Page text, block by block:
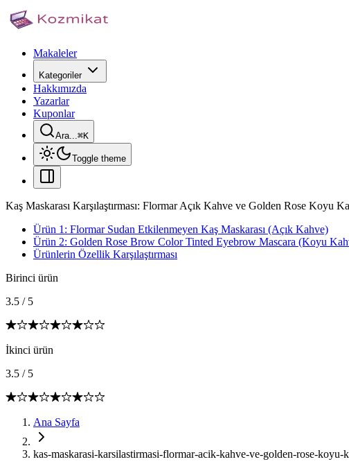
Makaleler
Kategoriler
Hakkımızda
Yazarlar
Kuponlar
Ara...⌘K
Toggle theme
Kaş Maskarası Karşılaştırması: Flormar Açık Kahve ve Golden Rose Koyu
Ürün 1: Flormar Sudan Etkilenmeyen Kaş Maskarası (Açık Kahve)
Ürün 2: Golden Rose Brow Color Tinted Eyebrow Mascara (Koyu
Ürünlerin Özellik Karşılaştırması
Birinci ürün
3.5 / 5
İkinci ürün
3.5 / 5
Ana Sayfa
kas-maskarasi-karsilastirmasi-flormar-acik-kahve-ve-golden-rose-koyu-